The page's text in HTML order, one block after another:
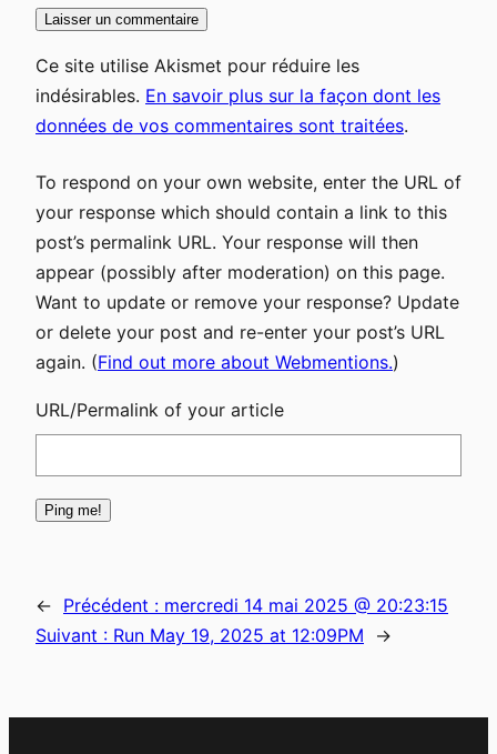
Ce site utilise Akismet pour réduire les
indésirables. En savoir plus sur la façon dont les
données de vos commentaires sont traitées.
To respond on your own website, enter the URL of
your response which should contain a link to this
post’s permalink URL. Your response will then
appear (possibly after moderation) on this page.
Want to update or remove your response? Update
or delete your post and re-enter your post’s URL
again. (Find out more about Webmentions.)
URL/Permalink of your article
← Précédent : mercredi 14 mai 2025 @ 20:23:15
Suivant : Run May 19, 2025 at 12:09PM →